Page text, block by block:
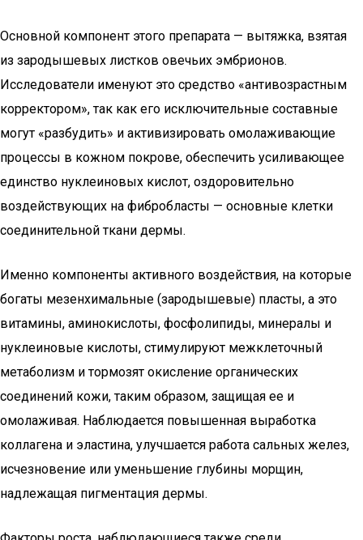
Основной компонент этого препарата — вытяжка, взятая
из зародышевых листков овечьих эмбрионов.
Исследователи именуют это средство «антивозрастным
корректором», так как его исключительные составные
могут «разбудить» и активизировать омолаживающие
процессы в кожном покрове, обеспечить усиливающее
единство нуклеиновых кислот, оздоровительно
воздействующих на фибробласты — основные клетки
соединительной ткани дермы.
Именно компоненты активного воздействия, на которые
богаты мезенхимальные (зародышевые) пласты, а это
витамины, аминокислоты, фосфолипиды, минералы и
нуклеиновые кислоты, стимулируют межклеточный
метаболизм и тормозят окисление органических
соединений кожи, таким образом, защищая ее и
омолаживая. Наблюдается повышенная выработка
коллагена и эластина, улучшается работа сальных желез,
исчезновение или уменьшение глубины морщин,
надлежащая пигментация дермы.